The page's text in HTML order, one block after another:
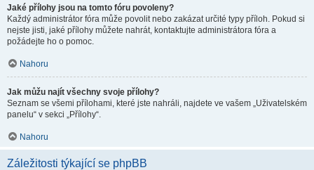
Jaké přílohy jsou na tomto fóru povoleny?
Každý administrátor fóra může povolit nebo zakázat určité typy příloh. Pokud si
nejste jisti, jaké přílohy můžete nahrát, kontaktujte administrátora fóra a
požádejte ho o pomoc.
Nahoru
Jak můžu najít všechny svoje přílohy?
Seznam se všemi přílohami, které jste nahráli, najdete ve vašem „Uživatelském
panelu“ v sekci „Přílohy“.
Nahoru
Záležitosti týkající se phpBB